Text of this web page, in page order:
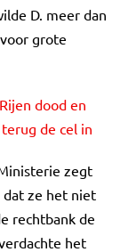
D. meer dan
grote
dood en
de cel in
zegt
dat ze het niet
rechtbank de
het